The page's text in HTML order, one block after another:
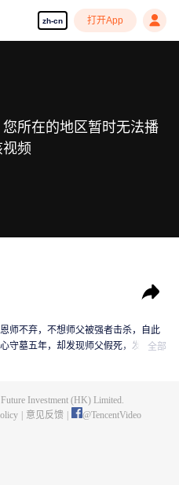
zh-cn 打开App
所在的地区暂时无法播
频
师不弃，不想师父被强者击杀，自此
守墓五年，却发现师父假死，发现师
全部
Investment (HK) Limited.
意见反馈 @TencentVideo